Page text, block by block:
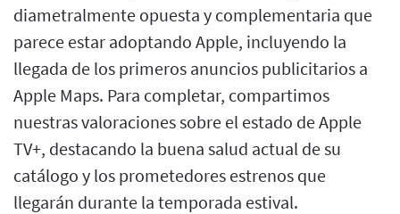
diametralmente opuesta y complementaria que
parece estar adoptando Apple, incluyendo la
llegada de los primeros anuncios publicitarios a
Apple Maps. Para completar, compartimos
nuestras valoraciones sobre el estado de Apple
TV+, destacando la buena salud actual de su
catálogo y los prometedores estrenos que
llegarán durante la temporada estival.